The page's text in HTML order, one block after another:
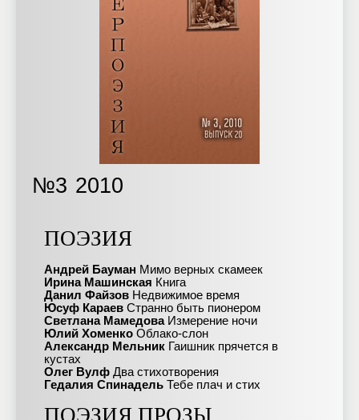
№3 2010
ПОЭЗИЯ
Андрей Бауман Мимо верных скамеек
Ирина Машинская Книга
Данил Файзов Недвижимое время
Юсуф Караев Странно быть пионером
Светлана МамедоваИзмерение ночи
Юлий Хоменко Облако-слон
Александр Мельник Гаишник прячется в
кустах
Олег Вулф Два стихотворения
Гедалия Спинадель Тебе плач и стих
ПОЭЗИЯ ПРОЗЫ